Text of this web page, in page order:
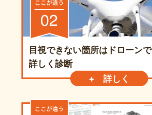
目視できない箇所はドローンで
詳しく診断
+ 詳しく